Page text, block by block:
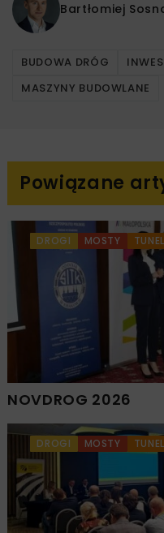
Bartłomiej
BUDOWA DRÓG
MASZYNY BUDOWLANE
Powiązane
DROGI MOSTY
NOVDROG 2026
DROGI MOSTY